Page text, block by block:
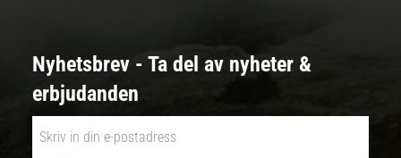
Nyhetsbrev - Ta del av nyheter &
erbjudanden